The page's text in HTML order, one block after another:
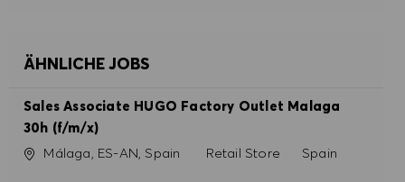
ÄHNLICHE JOBS
Sales Associate HUGO Factory Outlet Malaga
30h (f/m/x)
Ort Málaga, ES-AN, Spain Kategorie
Retail Store Spain